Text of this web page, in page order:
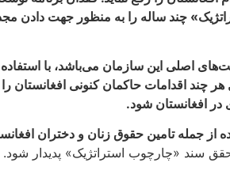
اصلی این سازمان می‌باشد، با
تشویق خواهد کرد. سازمان ملل هر چند اقدامات حاکمان
افغانستان شود.
جمله تامین حقوق زنان و دختران
سند «چارچوب استراتژیک» پدیدار شود.